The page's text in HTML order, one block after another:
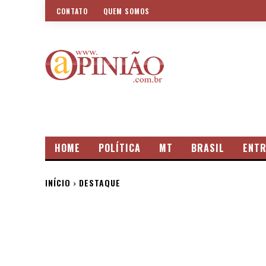
CONTATO QUEM SOMOS
HOME POLÍTICA MT BRASIL
INÍCIO DESTAQUE